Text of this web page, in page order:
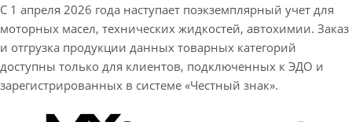
С 1 апреля 2026 года наступает поэкземплярный учет для
моторных масел, технических жидкостей, автохимии. Заказ
и отгрузка продукции данных товарных категорий
доступны только для клиентов, подключенных к ЭДО и
зарегистрированных в системе «Честный знак».